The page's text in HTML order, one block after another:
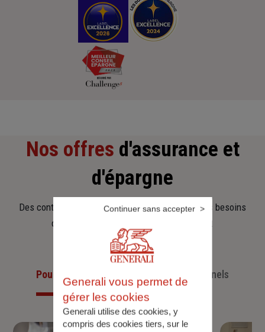
Nos offres d'assurance et
d'épargne
Des contrats clairs et flexibles pour sécuriser vos besoins
d’aujourd’hui et anticiper ceux de demain.
Pour les particuliers Pour les professionnels
Generali vous permet de
gérer les cookies
Generali utilise des cookies, y
compris des cookies tiers, sur le
Continuer sans accepter